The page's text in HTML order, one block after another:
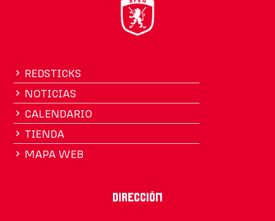
REDSTICKS
NOTICIAS
CALENDARIO
TIENDA
MAPA WEB
Dirección